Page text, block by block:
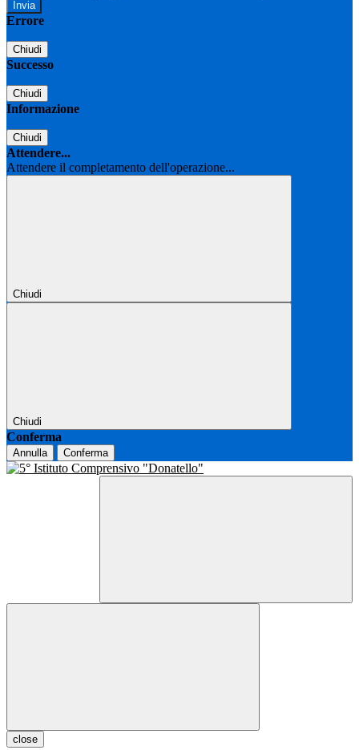
Errore
Chiudi
Successo
Chiudi
Informazione
Chiudi
Attendere...
Attendere il completamento dell'operazione...
Chiudi
Chiudi
Conferma
Annulla Conferma
close